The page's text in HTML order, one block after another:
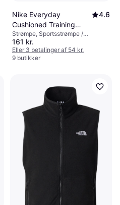
Nike Everyday
Cushioned Training
Crew Socks 6-pack -
White/Black
4.6
Strømpe, Sportsstrømpe /
Træningsstrømpe, Ensfarvet,
Materiale: Nylon,
Elastan/Lycra/Spandex, Bomuld,
161 kr.
Eller 3 betalinger af 54 kr.
9 butikker